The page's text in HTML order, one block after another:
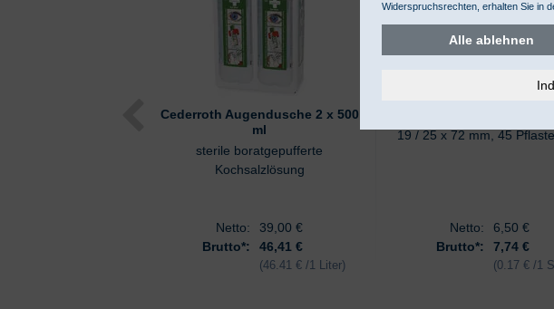
Cederroth Augendusche 2 x 500
ml
sterile boratgepufferte
Kochsalzlösung
Netto: 39,00 €
Brutto*:
46,41 €
(46.41 € /1 Liter)
19 / 25 x 72 mm, 45
Netto: 6,50 €
Brutto*:
7,74 €
(0.17 € /1
Widerspruchsrechten, erhalten Sie in
Alle ablehnen